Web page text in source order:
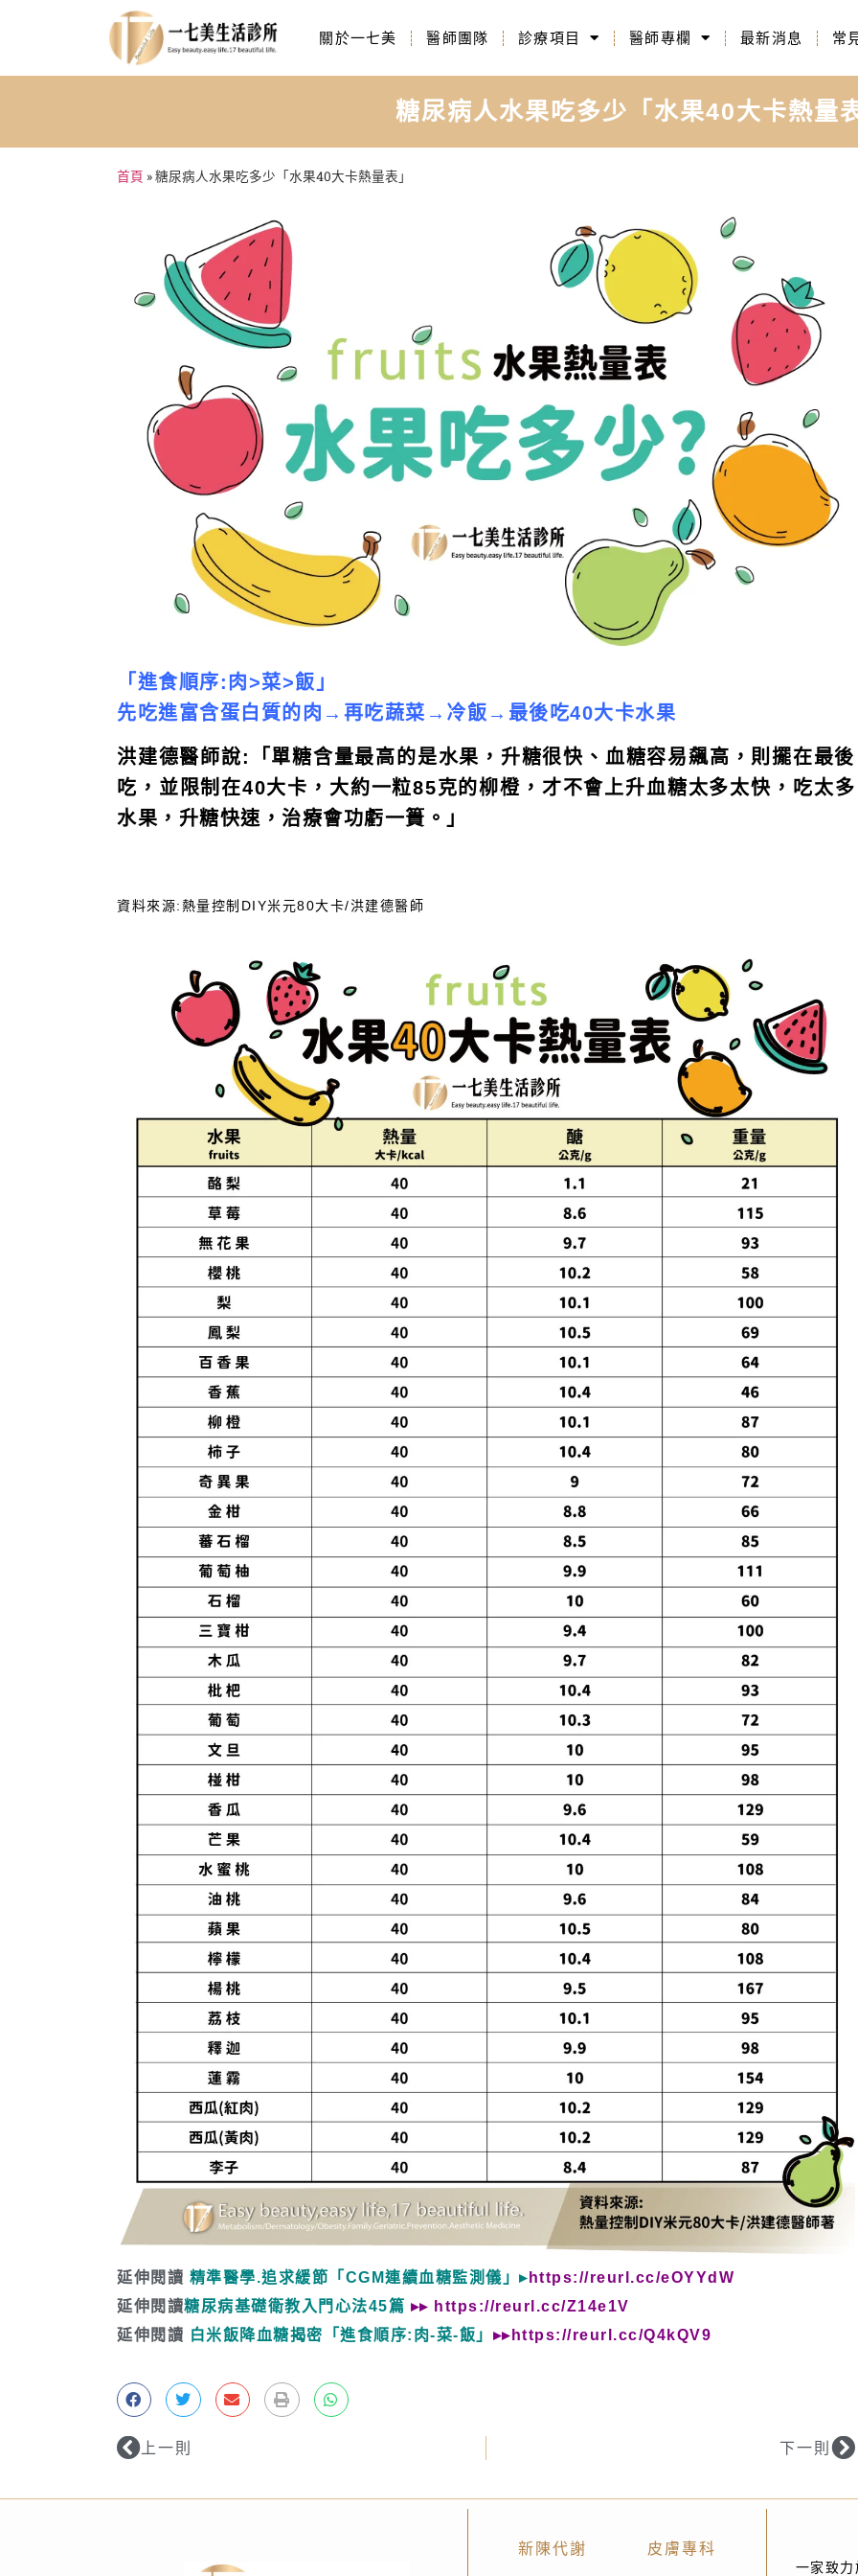
關於一七美 醫師團隊 診療項目 醫師專欄 最新消息 常
糖尿病人水果吃多少「水果40大卡熱量
首頁 »糖尿病人水果吃多少「水果40大卡熱量表」
「 進食順序:肉>菜>飯 」
先吃進富含蛋白質的肉→再吃蔬菜→冷飯→最後吃40大卡水果
洪建德醫師說:「單糖含量最高的是水果，升糖很快、血糖容易飆高，則擺在最後
吃，並限制在40大卡，大約一粒85克的柳橙，才不會上升血糖太多太快，吃太多
水果，升糖快速，治療會功虧一簣。」
資料來源:熱量控制DIY米元80大卡/洪建德醫師
延伸閱讀 精準醫學.追求緩節「CGM連續血糖監測儀」▸ https://reurl.cc/eOYYdW
延伸閱讀糖尿病基礎衛教入門心法45篇 ▸▸ https://reurl.cc/Z14e1V
延伸閱讀 白米飯降血糖揭密 「 進食順序:肉-菜-飯 」 ▸▸ https://reurl.cc/Q4kQV9
上一則 下一則
新陳代謝 皮膚專科
一家致